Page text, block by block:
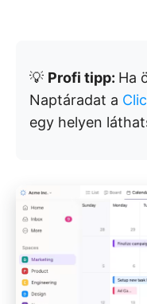
💡 Profi tipp: Ha
Naptáradat a
egy helyen